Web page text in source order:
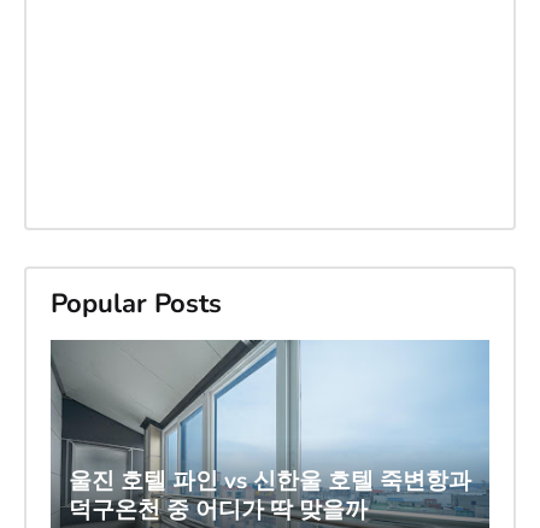
Popular Posts
울진 호텔 파인 vs 신한울 호텔 죽변항과
덕구온천 중 어디가 딱 맞을까